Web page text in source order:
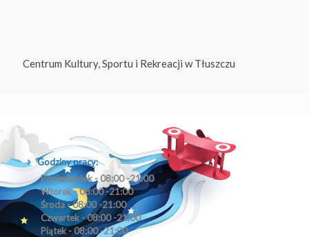
Centrum Kultury, Sportu i Rekreacji w Tłuszczu
Godziny pracy:
Poniedziałek - 08:00 -21:00
Wtorek - 08:00 -21:00
Środa - 08:00 -21:00
Czwartek - 08:00 -21:00
Piątek - 08:00 -21:00